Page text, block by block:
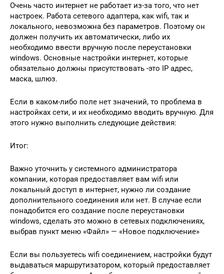
Очень часто интернет не работает из-за того, что нет
настроек. Работа сетевого адаптера, как wifi, так и
локального, невозможна без параметров. Поэтому он
должен получить их автоматически, либо их
необходимо ввести вручную после переустановки
windows. Основные настройки интернет, которые
обязательно должны присутствовать -это IP адрес,
маска, шлюз.
Если в каком-либо поле нет значений, то проблема в
настройках сети, и их необходимо вводить вручную. Для
этого нужно выполнить следующие действия:
Итог:
Важно уточнить у системного администратора
компании, которая предоставляет вам wifi или
локальный доступ в интернет, нужно ли создание
дополнительного соединения или нет. В случае если
понадобится его создание после переустановки
windows, сделать это можно в сетевых подключениях,
выбрав пункт меню «Файл» — «Новое подключение»
Если вы пользуетесь wifi соединением, настройки будут
выдаваться маршрутизатором, который предоставляет